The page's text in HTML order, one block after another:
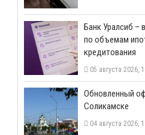
​Банк Уралсиб –
по объемам
кредитования
05 августа 2026,
​Обновленный
Соликамске
04 августа 2026,